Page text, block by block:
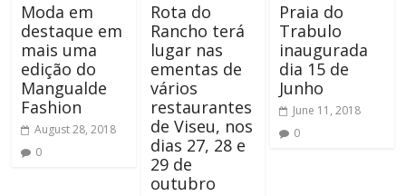
Moda em
destaque em
mais uma
edição do
Mangualde
Fashion
August 28, 2018
0
Rota do
Rancho terá
lugar nas
ementas de
vários
restaurantes
de Viseu, nos
dias 27, 28 e
29 de
outubro
Praia do
Trabulo
inaugurada
dia 15 de
Junho
June 11, 2018
0